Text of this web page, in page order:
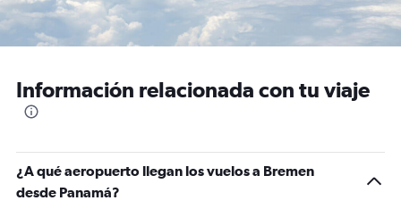
Información relacionada con tu viaje
¿A qué aeropuerto llegan los vuelos a Bremen
desde Panamá?